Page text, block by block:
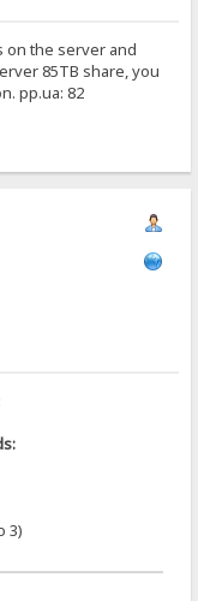
on the server and
85TB share, you
pp.ua: 82
3)